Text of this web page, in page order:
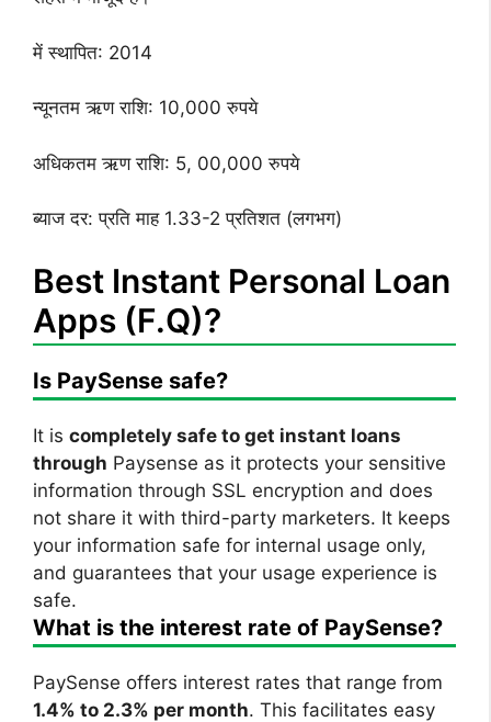
में स्थापित: 2014
न्यूनतम ऋण राशि: 10,000 रुपये
अधिकतम ऋण राशि: 5, 00,000 रुपये
ब्याज दर: प्रति माह 1.33-2 प्रतिशत (लगभग)
Best Instant Personal Loan
Apps (F.Q)?
Is PaySense safe?
It is completely safe to get instant loans
through Paysense as it protects your sensitive
information through SSL encryption and does
not share it with third-party marketers. It keeps
your information safe for internal usage only,
and guarantees that your usage experience is
safe.
What is the interest rate of PaySense?
PaySense offers interest rates that range from
1.4% to 2.3% per month. This facilitates easy